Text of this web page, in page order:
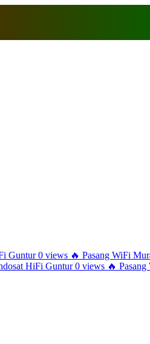
Guntur 0 views 🔥 Pasang WiFi
HiFi Guntur 0 views 🔥